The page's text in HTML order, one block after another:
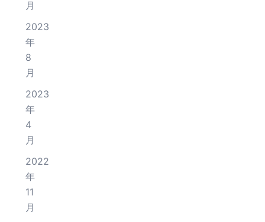
月
2023
年
8
月
2023
年
4
月
2022
年
11
月